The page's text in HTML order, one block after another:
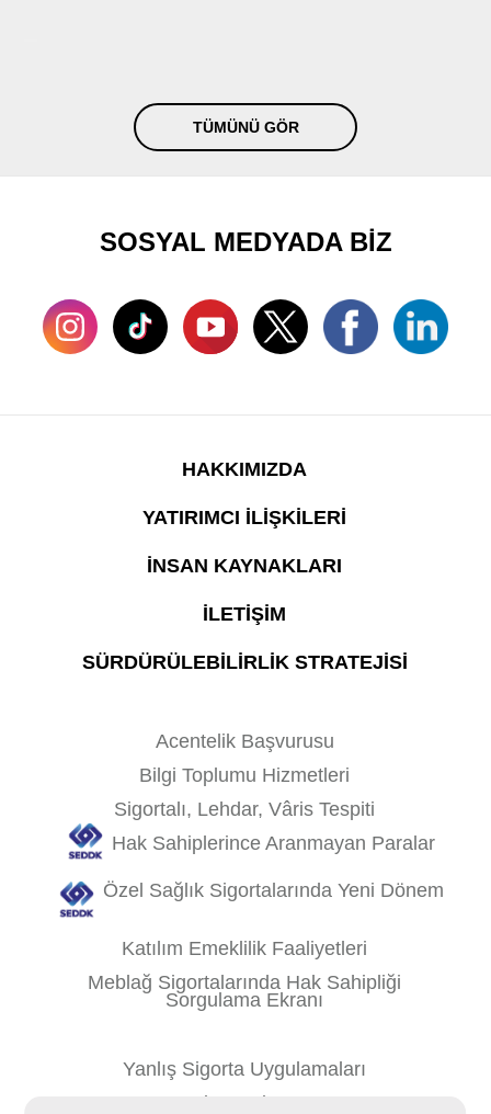
TÜMÜNÜ GÖR
SOSYAL MEDYADA BİZ
HAKKIMIZDA
YATIRIMCI İLİŞKİLERİ
İNSAN KAYNAKLARI
İLETİŞİM
SÜRDÜRÜLEBİLİRLİK STRATEJİSİ
Acentelik Başvurusu
Bilgi Toplumu Hizmetleri
Sigortalı, Lehdar, Vâris Tespiti
Hak Sahiplerince Aranmayan Paralar
Özel Sağlık Sigortalarında Yeni Dönem
Katılım Emeklilik Faaliyetleri
Meblağ Sigortalarında Hak Sahipliği
Sorgulama Ekranı
Yanlış Sigorta Uygulamaları
Site Haritası